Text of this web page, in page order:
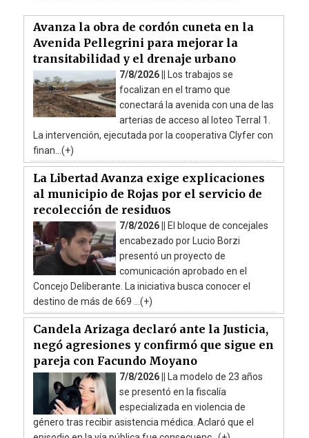
Avanza la obra de cordón cuneta en la
Avenida Pellegrini para mejorar la
transitabilidad y el drenaje urbano
7/8/2026 ||
Los trabajos se
focalizan en el tramo que
conectará la avenida con una de las
arterias de acceso al loteo Terral 1.
La intervención, ejecutada por la cooperativa Clyfer con
finan...(+)
La Libertad Avanza exige explicaciones
al municipio de Rojas por el servicio de
recolección de residuos
7/8/2026 ||
El bloque de concejales
encabezado por Lucio Borzi
presentó un proyecto de
comunicación aprobado en el
Concejo Deliberante. La iniciativa busca conocer el
destino de más de 669 ...(+)
Candela Arizaga declaró ante la Justicia,
negó agresiones y confirmó que sigue en
pareja con Facundo Moyano
7/8/2026 ||
La modelo de 23 años
se presentó en la fiscalía
especializada en violencia de
género tras recibir asistencia médica. Aclaró que el